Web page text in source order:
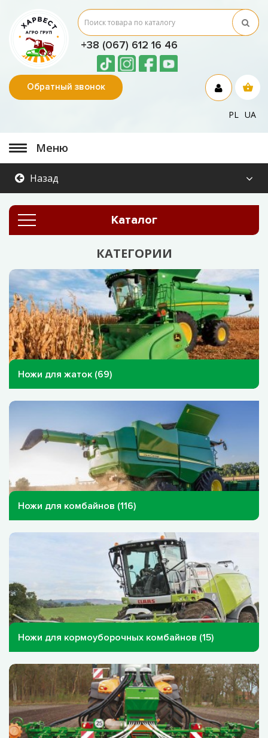
+38 (067) 612 16 46
Обратный звонок
PL UA
Меню
Назад
Каталог
КАТЕГОРИИ
Ножи для жаток (69)
Ножи для комбайнов (116)
Ножи для кормоуборочных комбайнов (15)